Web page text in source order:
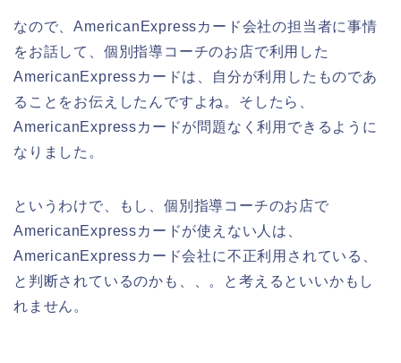
なので、AmericanExpressカード会社の担当者に事情
をお話して、個別指導コーチのお店で利用した
AmericanExpressカードは、自分が利用したものであ
ることをお伝えしたんですよね。そしたら、
AmericanExpressカードが問題なく利用できるように
なりました。
というわけで、もし、個別指導コーチのお店で
AmericanExpressカードが使えない人は、
AmericanExpressカード会社に不正利用されている、
と判断されているのかも、、。と考えるといいかもし
れません。